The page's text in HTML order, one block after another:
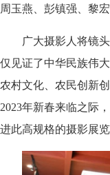
周玉燕、彭镇强、黎
广大摄影人将镜
仅见证了中华民族伟
农村文化、农民创新
2023年新春来临之际
进此高规格的摄影展